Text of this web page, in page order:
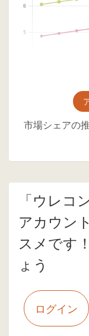
市場シェアの
「ウレコ
アカウン
スメです
ょう
ログイン